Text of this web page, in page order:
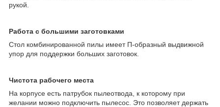
рукой.
Работа с большими заготовками
Стол комбинированной пилы имеет П-образный выдвижной
упор для поддержки больших заготовок.
Чистота рабочего места
На корпусе есть патрубок пылеотвода, к которому при
желании можно подключить пылесос. Это позволяет держать